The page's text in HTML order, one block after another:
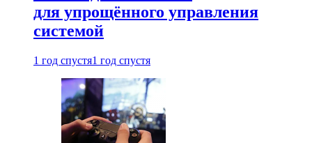
для упрощённого управления
системой
1 год спустя1 год спустя